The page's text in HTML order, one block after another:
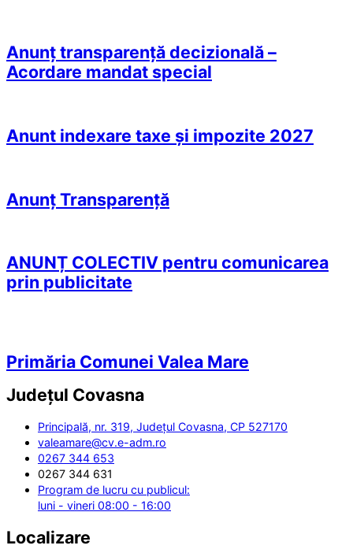
Anunț transparență decizională –
Acordare mandat special
Anunt indexare taxe și impozite 2027
Anunț Transparență
ANUNȚ COLECTIV pentru comunicarea
prin publicitate
Primăria Comunei Valea Mare
Județul Covasna
Principală, nr. 319, Județul Covasna, CP 527170
valeamare@cv.e-adm.ro
0267 344 653
0267 344 631
Program de lucru cu publicul:
luni - vineri 08:00 - 16:00
Localizare